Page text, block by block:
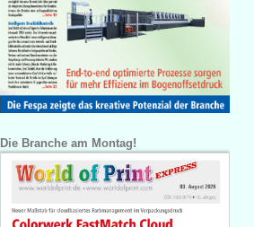
Die Branche am Montag!